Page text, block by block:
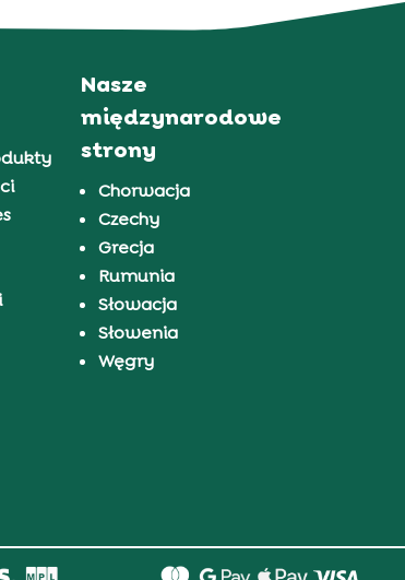
Nasze
międzynarodowe
strony
Chorwacja
Czechy
Grecja
Rumunia
Słowacja
Słowenia
Węgry